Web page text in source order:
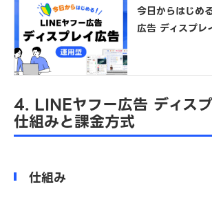
今日からはじめ
広告 ディスプレ
4. LINEヤフー広告 ディス
仕組みと課金方式
仕組み